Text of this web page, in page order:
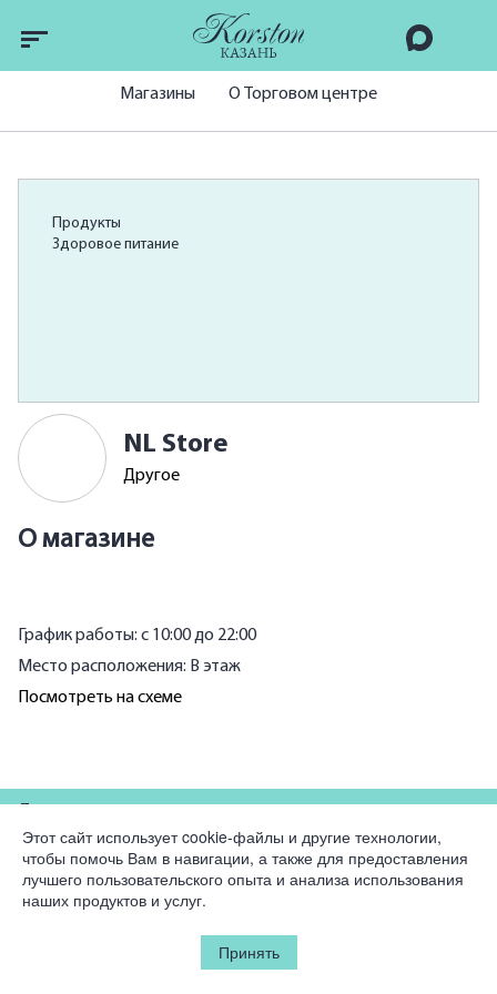
Магазины О Торговом центре
Продукты
Здоровое питание
NL Store
Другое
О магазине
График работы: с 10:00 до 22:00
Место расположения: В этаж
Посмотреть на схеме
Компания
Юридическая информация
Этот сайт использует cookie-файлы и другие технологии,
чтобы помочь Вам в навигации, а также для предоставления
лучшего пользовательского опыта и анализа использования
наших продуктов и услуг.
Принять